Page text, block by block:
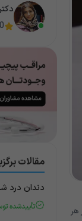
مقالات
دندان درد
تأییدشده